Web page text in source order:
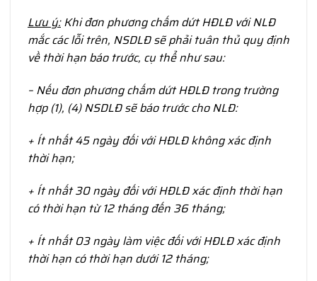
Lưu ý:Khi đơn phương chấm dứt HĐLĐ với NLĐ
mắc các lỗi trên, NSDLĐ sẽ phải tuân thủ quy định
về thời hạn báo trước, cụ thể như sau:
– Nếu đơn phương chấm dứt HĐLĐ trong trường
hợp (1), (4) NSDLĐ sẽ báo trước cho NLĐ:
+ Ít nhất 45 ngày đối với HĐLĐ không xác định
thời hạn;
+ Ít nhất 30 ngày đối với HĐLĐ xác định thời hạn
có thời hạn từ 12 tháng đến 36 tháng;
+ Ít nhất 03 ngày làm việc đối với HĐLĐ xác định
thời hạn có thời hạn dưới 12 tháng;